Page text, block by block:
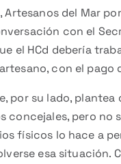
Artesanos del Mar
con el
el HCd debería
con el pago
por su lado,
concejales, pero no
físicos lo hace a
esa